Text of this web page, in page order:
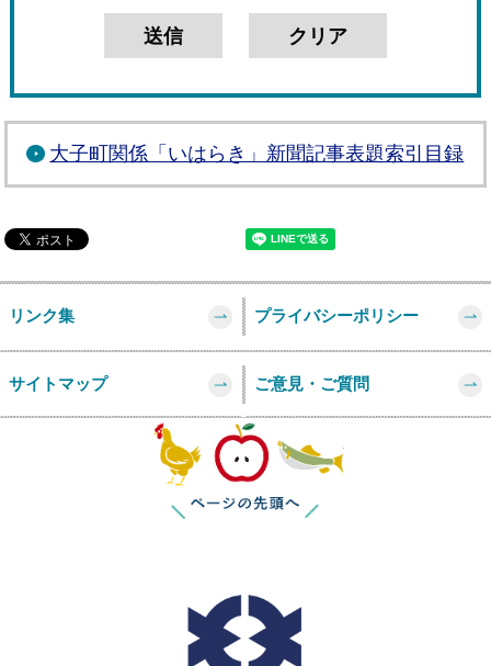
大子町関係「いはらき」新聞記事表題索引目録
リンク集 プライバシーポリシー
サイトマップ ご意見・ご質問